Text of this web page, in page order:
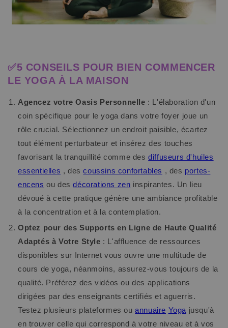
✅5 CONSEILS POUR BIEN COMMENCER
LE YOGA À LA MAISON
Agencez votre Oasis Personnelle : L'élaboration d'un
coin spécifique pour le yoga dans votre foyer joue un
rôle crucial. Sélectionnez un endroit paisible, écartez
tout élément perturbateur et insérez des touches
favorisant la tranquillité comme desdiffuseurs d'huiles
essentielles , descoussins confortables , des portes-
encens ou desdécorations zen inspirantes. Un lieu
dévoué à cette pratique génère une ambiance profitable
à la concentration et à la contemplation.
Optez pour des Supports en Ligne de Haute Qualité
Adaptés à Votre Style : L'affluence de ressources
disponibles sur Internet vous ouvre une multitude de
cours de yoga, néanmoins, assurez-vous toujours de la
qualité. Préférez des vidéos ou des applications
dirigées par des enseignants certifiés et aguerris.
Testez plusieurs plateformes ouannuaire Yoga jusqu'à
en trouver celle qui correspond à votre niveau et à vos